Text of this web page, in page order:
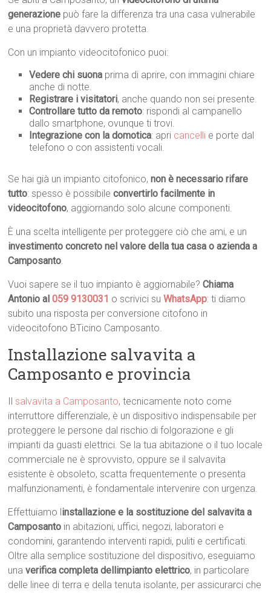
generazione può fare la differenza tra una casa vulnerabile
e una proprietà davvero protetta.
Con un impianto videocitofonico puoi:
Vedere chi suona prima di aprire, con immagini chiare
anche di notte.
Registrare i visitatori, anche quando non sei presente.
Controllare tutto da remoto: rispondi al campanello
dallo smartphone, ovunque ti trovi.
Integrazione con la domotica: apri cancelli e porte dal
telefono o con assistenti vocali.
Se hai già un impianto citofonico,non è necessario rifare
tutto: spesso è possibileconvertirlo facilmente in
videocitofono, aggiornando solo alcune componenti.
È una scelta intelligente per proteggere ciò che ami, e un
investimento concreto nel valore della tua casa o azienda a
Camposanto.
Vuoi sapere se il tuo impianto è aggiornabile?Chiama
Antonio al059 9130031 o scrivici suWhatsApp: ti diamo
subito una risposta per conversione citofono in
videocitofono BTicino Camposanto.
Installazione salvavita a
Camposanto e provincia
salvavita a Camposanto, tecnicamente noto come
interruttore differenziale, è un dispositivo indispensabile per
proteggere le persone dal rischio di folgorazione e gli
impianti da guasti elettrici. Se la tua abitazione o il tuo locale
commerciale ne è sprovvisto, oppure se il salvavita
esistente è obsoleto, scatta frequentemente o presenta
malfunzionamenti, è fondamentale intervenire con urgenza.
Effettuiamo l installazione e la sostituzione del salvavita a
Camposanto in abitazioni, uffici, negozi, laboratori e
condomini, garantendo interventi rapidi, puliti e certificati.
Oltre alla semplice sostituzione del dispositivo, eseguiamo
unaverifica completa dellimpianto elettrico, in particolare
delle linee di terra e della tenuta isolante, per assicurarci che